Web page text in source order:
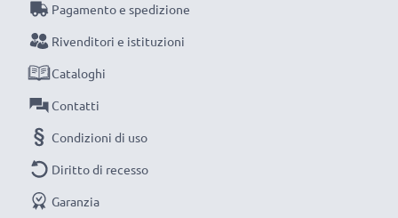
Pagamento e spedizione
Rivenditori e istituzioni
Cataloghi
Contatti
Condizioni di uso
Diritto di recesso
Garanzia